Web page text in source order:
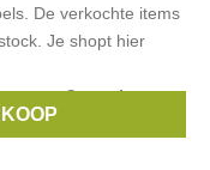
De verkochte items
Je shopt hier
Copenhagen,